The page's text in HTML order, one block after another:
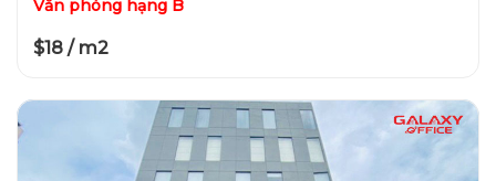
Văn phòng hạng B
$18 / m2